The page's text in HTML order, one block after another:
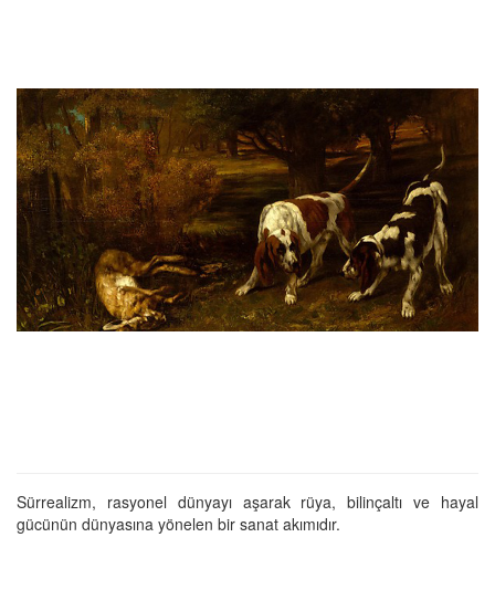
Sürrealizm, rasyonel dünyayı aşarak rüya, bilinçaltı ve hayal
gücünün dünyasına yönelen bir sanat akımıdır.